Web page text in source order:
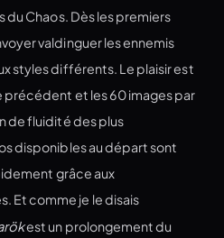
du Chaos. Dès les premiers
valdinguer les ennemis
styles différents. Le plaisir est
précédent et les 60 images par
de fluidité des plus
disponibles au départ sont
grâce aux
Et comme je le disais
est un prolongement du